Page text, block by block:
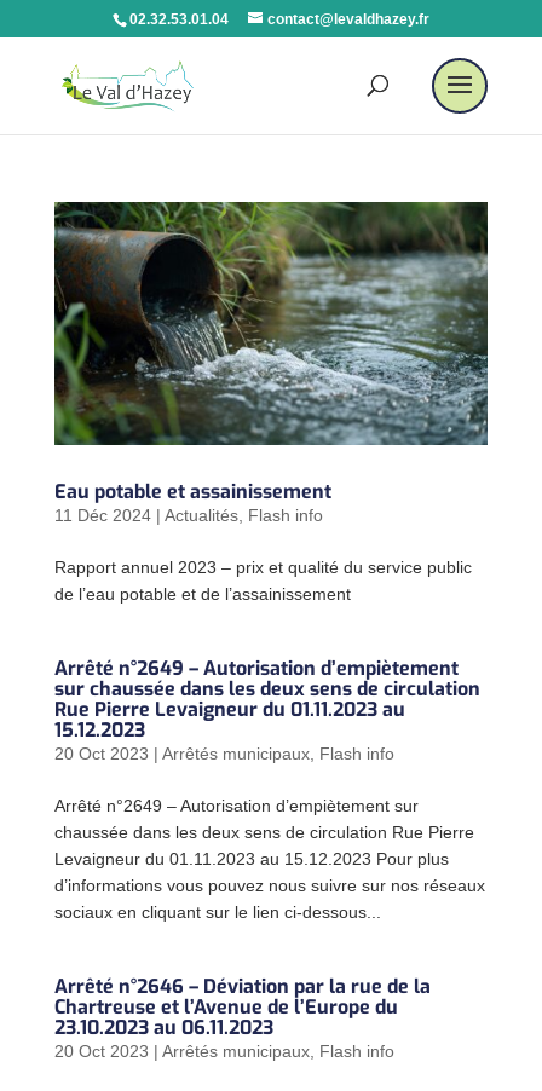
02.32.53.01.04 contact@levaldhazey.fr
Eau potable et assainissement
11 Déc 2024| Actualités, Flash info
Rapport annuel 2023 – prix et qualité du service public
de l’eau potable et de l’assainissement
Arrêté n°2649 – Autorisation d’empiètement
sur chaussée dans les deux sens de circulation
Rue Pierre Levaigneur du 01.11.2023 au
15.12.2023
20 Oct 2023 | Arrêtés municipaux, Flash info
Arrêté n°2649 – Autorisation d’empiètement sur
chaussée dans les deux sens de circulation Rue Pierre
Levaigneur du 01.11.2023 au 15.12.2023 Pour plus
d’informations vous pouvez nous suivre sur nos réseaux
sociaux en cliquant sur le lien ci-dessous...
Arrêté n°2646 – Déviation par la rue de la
Chartreuse et l’Avenue de l’Europe du
23.10.2023 au 06.11.2023
20 Oct 2023 | Arrêtés municipaux, Flash info